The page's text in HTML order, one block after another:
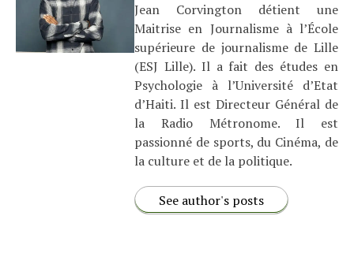
Jean Corvington détient une
Maitrise en Journalisme à l’École
supérieure de journalisme de Lille
(ESJ Lille). Il a fait des études en
Psychologie à l’Université d’Etat
d’Haiti. Il est Directeur Général de
la Radio Métronome. Il est
passionné de sports, du Cinéma, de
la culture et de la politique.
See author's posts